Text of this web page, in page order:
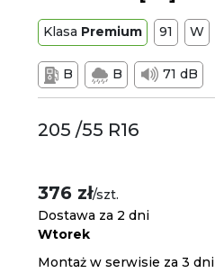
Klasa Premium 91 W
B B 71 dB
205 /55 R16
376 zł/szt.
Dostawa za 2 dni
Wtorek
Montaż w serwisie za 3 dni